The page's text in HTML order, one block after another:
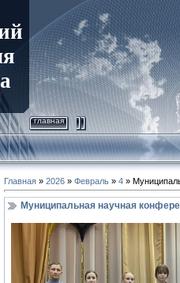
главная
Главная » 2026 » Февраль » 4 »
Муниципальная научная